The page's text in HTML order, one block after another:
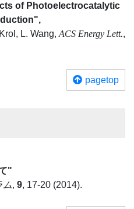
of Photoelectrocatalytic
L. Wang, ACS Energy Lett.,
pagetop
"
ム, 9, 17-20 (2014).